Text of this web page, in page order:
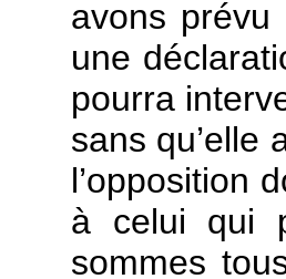
avons
une
pourra
sans qu’elle
l’opposition
à celui qui
sommes